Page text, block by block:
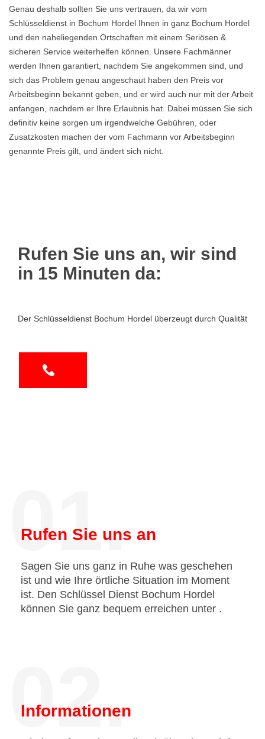
Genau deshalb sollten Sie uns vertrauen, da wir vom
Schlüsseldienst in Bochum Hordel Ihnen in ganz Bochum Hordel
und den naheliegenden Ortschaften mit einem Seriösen &
sicheren Service weiterhelfen können. Unsere Fachmänner
werden Ihnen garantiert, nachdem Sie angekommen sind, und
sich das Problem genau angeschaut haben den Preis vor
Arbeitsbeginn bekannt geben, und er wird auch nur mit der Arbeit
anfangen, nachdem er Ihre Erlaubnis hat. Dabei müssen Sie sich
definitiv keine sorgen um irgendwelche Gebühren, oder
Zusatzkosten machen der vom Fachmann vor Arbeitsbeginn
genannte Preis gilt, und ändert sich nicht.
Rufen Sie uns an, wir sind
in 15 Minuten da:
Der Schlüsseldienst Bochum Hordel überzeugt durch Qualität
01.
Rufen Sie uns an
Sagen Sie uns ganz in Ruhe was geschehen
ist und wie Ihre örtliche Situation im Moment
ist. Den Schlüssel Dienst Bochum Hordel
können Sie ganz bequem erreichen unter .
02.
Informationen